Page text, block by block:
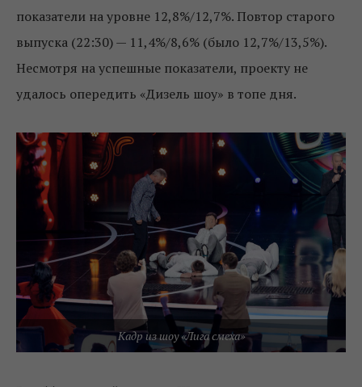
показатели на уровне 12,8%/12,7%. Повтор старого
выпуска (22:30) — 11,4%/8,6% (было 12,7%/13,5%).
Несмотря на успешные показатели, проекту не
удалось опередить «Дизель шоу» в топе дня.
Кадр из шоу «Лига смеха»